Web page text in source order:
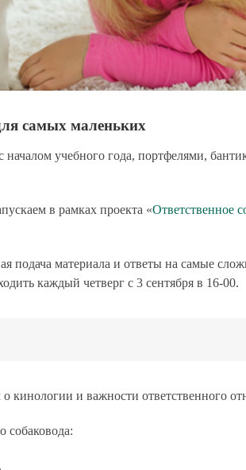
самых маленьких
началом учебного года, портфелями,
в рамках проекта «Ответственное
подача материала и ответы на самые
каждый четверг с 3 сентября в 16-00.
о кинологии и важности ответственного
собаковода: